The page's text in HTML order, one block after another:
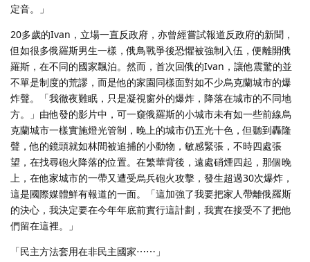
定音。」
20多歲的Ivan，立場一直反政府，亦曾經嘗試報道反政府的新聞，
但如很多俄羅斯男生一樣，俄鳥戰爭後恐懼被強制入伍，便離開俄
羅斯，在不同的國家飄泊。然而，首次回俄的Ivan，讓他震驚的並
不單是制度的荒謬，而是他的家園同樣面對如不少烏克蘭城市的爆
炸聲。「我徹夜難眠，只是凝視窗外的爆炸，降落在城市的不同地
方。」由他發的影片中，可一窺俄羅斯的小城市未有如一些前線烏
克蘭城市一樣實施燈光管制，晚上的城市仍五光十色，但聽到轟隆
聲，他的鏡頭就如林間被追捕的小動物，敏感緊張，不時四處張
望，在找尋砲火降落的位置。在繁華背後，遠處硝煙四起，那個晚
上，在他家城市的一帶又遭受烏兵砲火攻擊，發生超過30次爆炸，
這是國際媒體鮮有報道的一面。「這加強了我要把家人帶離俄羅斯
的決心，我決定要在今年年底前實行這計劃，我實在接受不了把他
們留在這裡。」
「民主方法套用在非民主國家⋯⋯」